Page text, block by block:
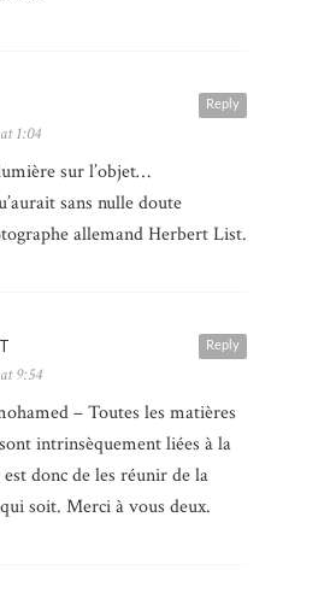
Reply
1:04
sur l’objet…
sans nulle doute
allemand Herbert List.
Reply
9:54
– Toutes les matières
intrinsèquement liées à la
donc de les réunir de la
soit. Merci à vous deux.